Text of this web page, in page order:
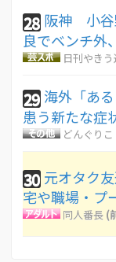
28 阪神 小谷
良でベンチ
日刊やき
29 海外「あ
患う新たな症
どんぐりこ
30 元オタク
宅や職場・プ
同人番長 (